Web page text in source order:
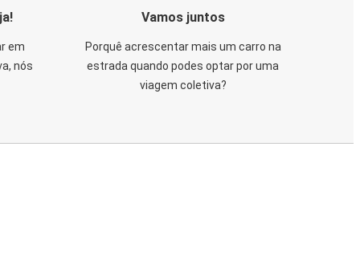
em
nós
Vamos juntos
Porquê acrescentar mais um carro na
estrada quando podes optar por uma
viagem coletiva?